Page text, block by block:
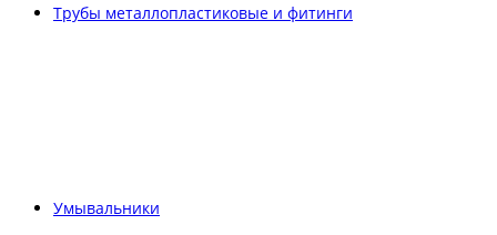
Трубы металлопластиковые и фитинги
Умывальники